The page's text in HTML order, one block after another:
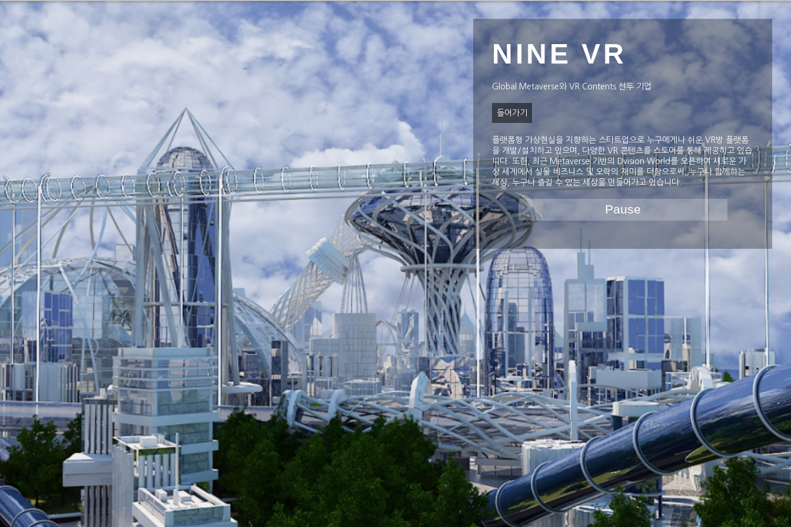
NINE VR
Global Metaverse와 VR Contents 선두 기업
들어가기
플랫폼형 가상현실을 지향하는 스타트업으로 누구에게나 쉬운 VR방 플랫폼
을 개발/설치하고 있으며, 다양한 VR 콘텐츠를 스토어를 통해 제공하고 있습
니다. 또한, 최근 Metaverse 기반의 Dvision World를 오픈하여 새로운 가
상 세계에서 실물 비즈니스 및 오락의 재미를 더함으로써, 누구나 함께하는
세상, 누구나 즐길 수 있는 세상을 만들어가고 있습니다.
Pause